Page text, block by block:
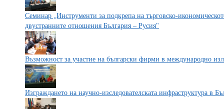
Семинар „Инструменти за подкрепа на търговско-
двустранните отношения България – Русия"
Възможност за участие на български фирми в международно
Изграждането на научно-изследователската инфраструктура в